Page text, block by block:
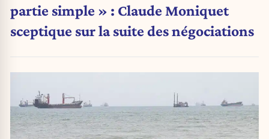
partie simple » : Claude Moniquet
sceptique sur la suite des négociations